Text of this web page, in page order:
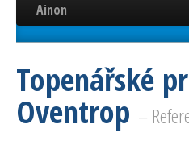
Ainon
Úvod
Služby
Reference
Topenářské
Oventrop –